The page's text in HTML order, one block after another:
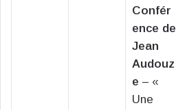
Confér
ence de
Jean
Audouz
e – «
Une